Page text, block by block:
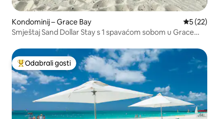
Kondominij – Grace Bay Prosječna
5 (22)
Smještaj Sand Dollar Stay s 1 spavaćom sobom u Grace
Među najviše rangiranima s oznakom „Odabrali gosti”
Odabrali gosti